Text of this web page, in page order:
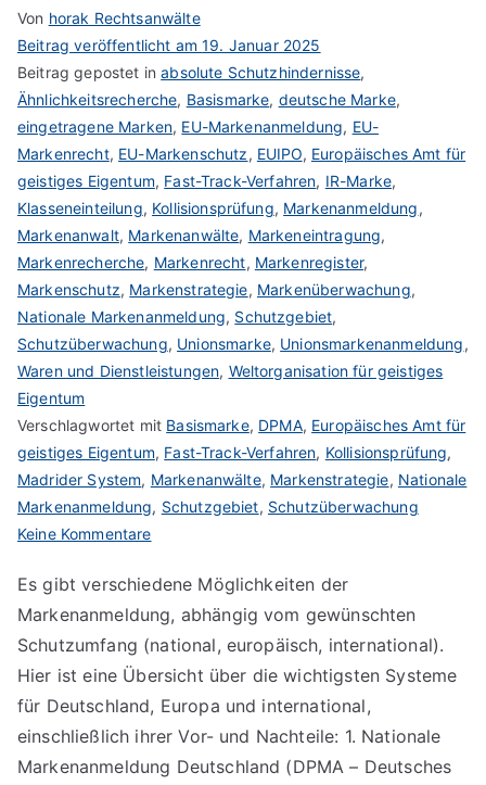
Von horak Rechtsanwälte
Beitrag veröffentlicht am19. Januar 2025
Beitrag gepostet inabsolute Schutzhindernisse,
Ähnlichkeitsrecherche, Basismarke, deutsche Marke,
eingetragene Marken, EU-Markenanmeldung, EU-
Markenrecht, EU-Markenschutz, EUIPO, Europäisches Amt für
geistiges Eigentum, Fast-Track-Verfahren, IR-Marke,
Klasseneinteilung, Kollisionsprüfung, Markenanmeldung,
Markenanwalt, Markenanwälte, Markeneintragung,
Markenrecherche, Markenrecht, Markenregister,
Markenschutz, Markenstrategie, Markenüberwachung,
Nationale Markenanmeldung, Schutzgebiet,
Schutzüberwachung, Unionsmarke, Unionsmarkenanmeldung,
Waren und Dienstleistungen, Weltorganisation für geistiges
Eigentum
Verschlagwortet mit Basismarke, DPMA, Europäisches Amt für
geistiges Eigentum, Fast-Track-Verfahren, Kollisionsprüfung,
Madrider System, Markenanwälte, Markenstrategie, Nationale
Markenanmeldung, Schutzgebiet, Schutzüberwachung
Keine Kommentarezu
verschiedenen
Möglichkeiten
der
Markenanmeldung
Es gibt verschiedene Möglichkeiten der
Markenanmeldung, abhängig vom gewünschten
Schutzumfang (national, europäisch, international).
Hier ist eine Übersicht über die wichtigsten Systeme
für Deutschland, Europa und international,
einschließlich ihrer Vor- und Nachteile: 1. Nationale
Markenanmeldung Deutschland (DPMA – Deutsches